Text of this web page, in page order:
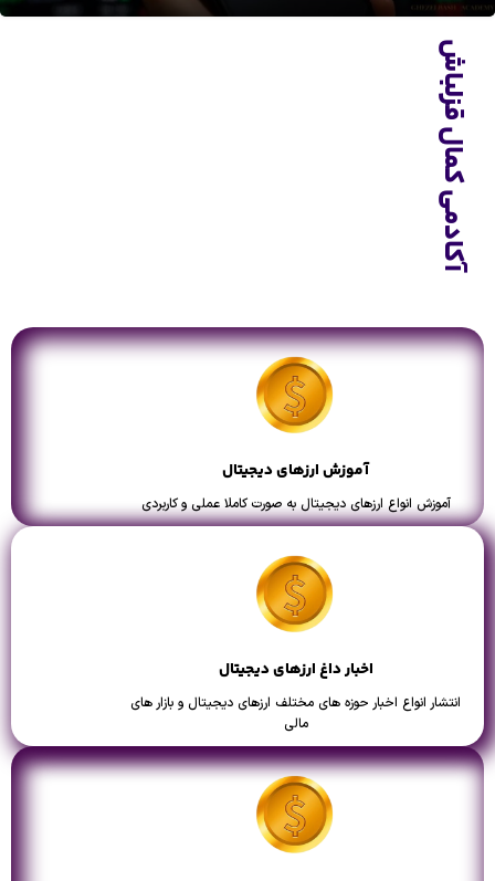
آکادمی کمال قزلباش
آموزش ارزهای دیجیتال
آموزش انواع ارزهای دیجیتال به صورت کاملا عملی و کاربردی
اخبار داغ ارزهای دیجیتال
انتشار انواع اخبار حوزه های مختلف ارزهای دیجیتال و بازار های
مالی